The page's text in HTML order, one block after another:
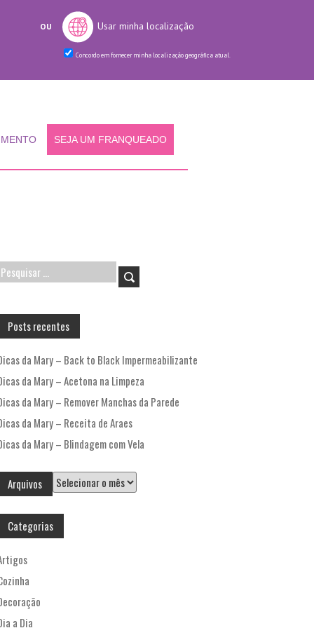
OU Usar minha localização
Concordo em fornecer minha localização geográfica atual.
SEJA UM FRANQUEADO
Pesquisar
Posts recentes
da Mary – Back to Black Impermeabilizante
da Mary – Acetona na Limpeza
da Mary – Remover Manchas da Parede
da Mary – Receita de Araes
da Mary – Blindagem com Vela
Arquivos Arquivos
Categorias
a Dia